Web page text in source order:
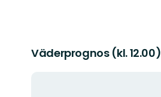
Väderprognos (kl. 12.00)